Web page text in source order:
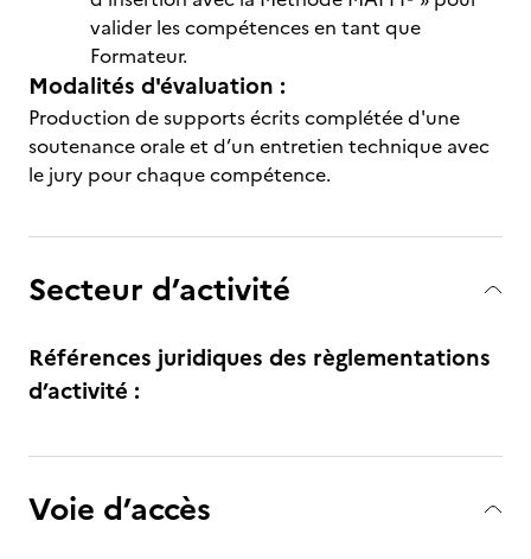
valider les compétences en tant que
Formateur.
Modalités d'évaluation :
Production de supports écrits complétée d'une
soutenance orale et d’un entretien technique avec
le jury pour chaque compétence.
Secteur d’activité
Références juridiques des règlementations
d’activité :
Voie d’accès